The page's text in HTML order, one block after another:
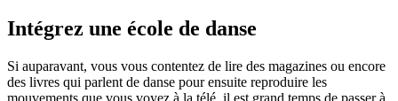
Intégrez une école de danse
Si auparavant, vous vous contentez de lire des magazines ou encore
des livres qui parlent de danse pour ensuite reproduire les